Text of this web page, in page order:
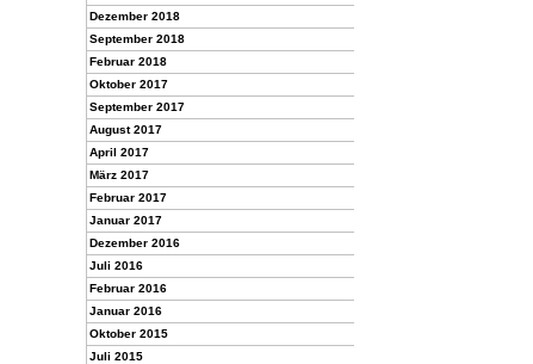
Dezember 2018
September 2018
Februar 2018
Oktober 2017
September 2017
August 2017
April 2017
März 2017
Februar 2017
Januar 2017
Dezember 2016
Juli 2016
Februar 2016
Januar 2016
Oktober 2015
Juli 2015